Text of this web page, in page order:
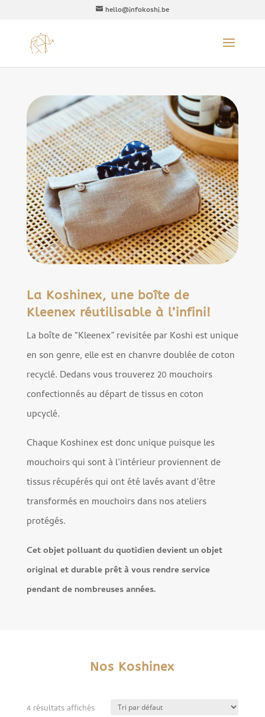
hello@infokoshi.be
La Koshinex, une boîte de
Kleenex réutilisable à l’infini!
La boîte de “Kleenex” revisitée par Koshi est unique
en son genre, elle est en chanvre doublée de coton
recyclé. Dedans vous trouverez 20 mouchoirs
confectionnés au départ de tissus en coton
upcyclé.
Chaque Koshinex est donc unique puisque les
mouchoirs qui sont à l’intérieur proviennent de
tissus récupérés qui ont été lavés avant d’être
transformés en mouchoirs dans nos ateliers
protégés.
Cet objet polluant du quotidien devient un objet
original et durable prêt à vous rendre service
pendant de nombreuses années.
Nos Koshinex
4 résultats affichés